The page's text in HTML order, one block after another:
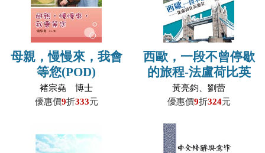
母親，慢慢來，我會
等您(POD)
褚宗堯 博士
優惠價9折333元
西歐，一段不曾停歇
的旅程-法盧荷比英
旅記(POD)
黃亮鈞、劉蕾
優惠價9折324元